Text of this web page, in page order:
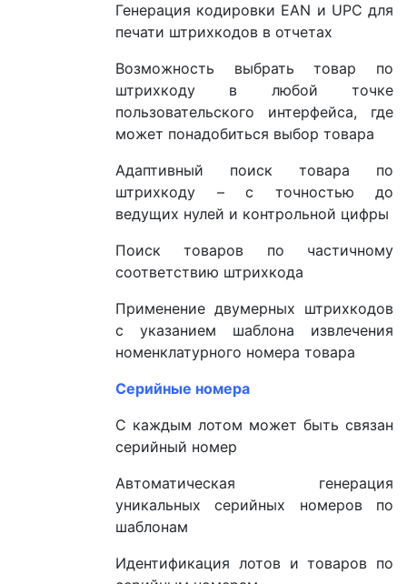
Генерация кодировки EAN и UPC для
печати штрихкодов в отчетах
Возможность выбрать товар по
штрихкоду в любой точке
пользовательского интерфейса, где
может понадобиться выбор товара
Адаптивный поиск товара по
штрихкоду – с точностью до
ведущих нулей и контрольной цифры
Поиск товаров по частичному
соответствию штрихкода
Применение двумерных штрихкодов
с указанием шаблона извлечения
номенклатурного номера товара
Серийные номера
С каждым лотом может быть связан
серийный номер
Автоматическая генерация
уникальных серийных номеров по
шаблонам
Идентификация лотов и товаров по